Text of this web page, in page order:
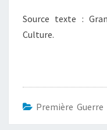
Source texte :
Culture.
Première